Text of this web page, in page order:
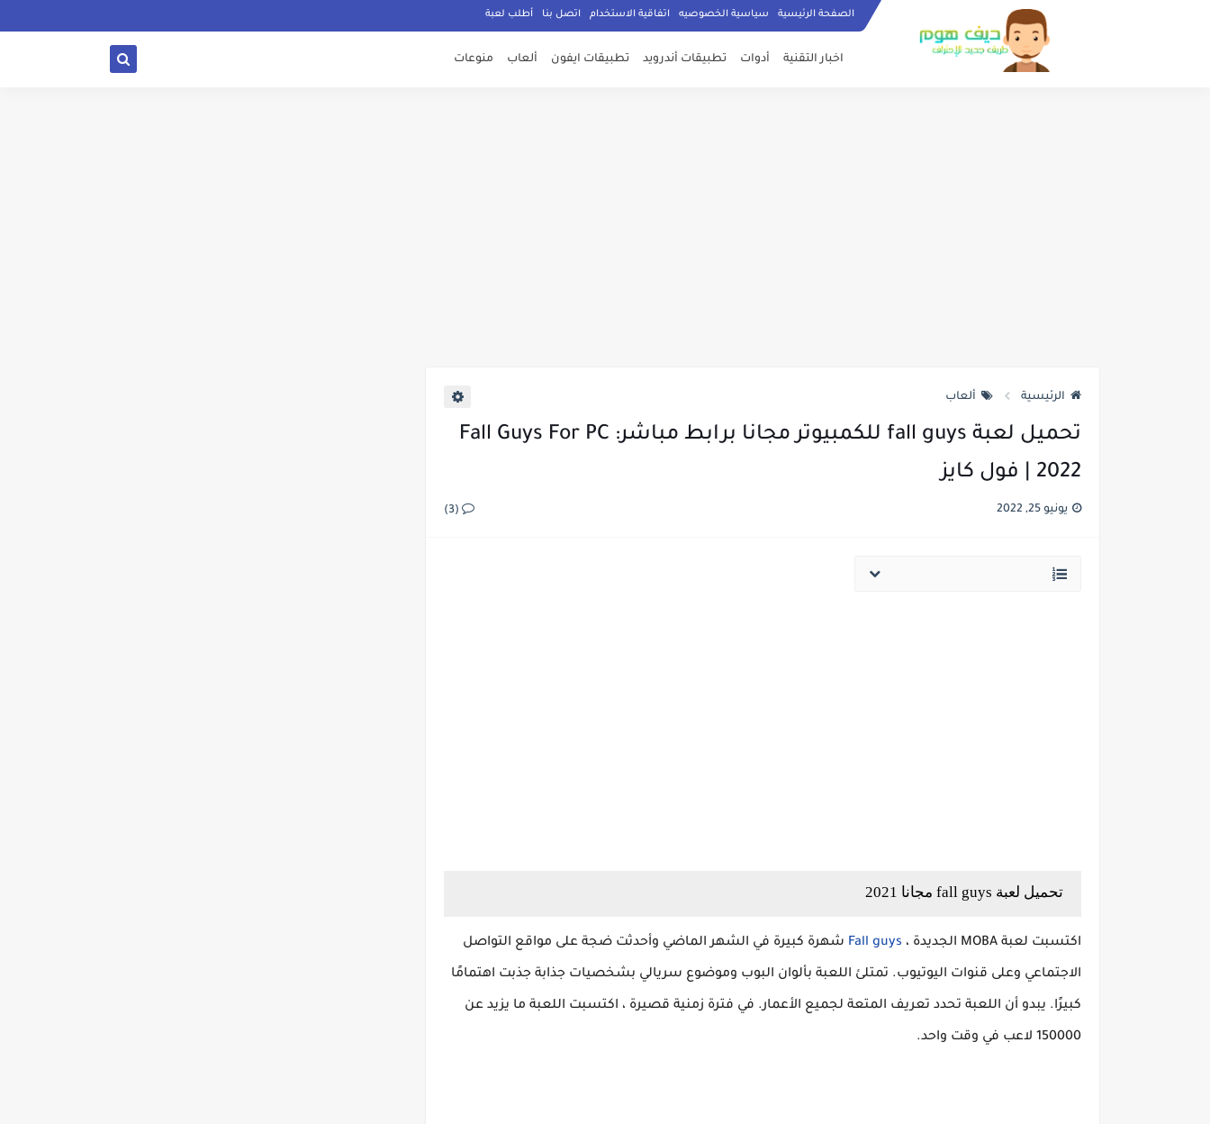
الصفحة الرئيسية سياسية الخصوصيه اتفاقية الاستخدام اتصل بنا أطلب لعبة
اخبار التقنية أدوات تطبيقات أندرويد تطبيقات ايفون ألعاب منوعات
الرئيسية ألعاب
تحميل لعبة fall guys للكمبيوتر مجانا برابط مباشر: Fall Guys For PC
2022 | فول كايز
يونيو 25, 2022 (3)
تحميل لعبة fall guys مجانا 2021
اكتسبت لعبة MOBA الجديدة ، شهرة كبيرة في الشهر الماضي وأحدثت ضجة على مواقع التواصل
الاجتماعي وعلى قنوات اليوتيوب. تمتلئ اللعبة بألوان البوب ​​وموضوع سريالي بشخصيات جذابة جذبت اهتمامًا
كبيرًا. يبدو أن اللعبة تحدد تعريف المتعة لجميع الأعمار. في فترة زمنية قصيرة ، اكتسبت اللعبة ما يزيد عن
150000 لاعب في وقت واحد.